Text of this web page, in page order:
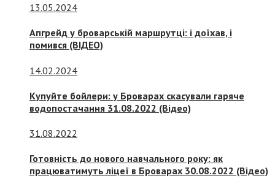
13.05.2024
Апгрейд у броварській маршрутці: і доїхав, і
помився (ВІДЕО)
14.02.2024
Купуйте бойлери: у Броварах скасували гаряче
водопостачання 31.08.2022 (Відео)
31.08.2022
Готовність до нового навчального року: як
працюватимуть ліцеї в Броварах 30.08.2022 (Відео)